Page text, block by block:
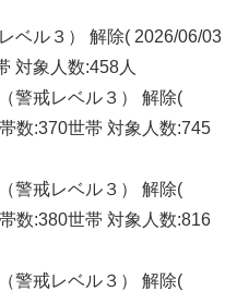
ベル３） 解除( 2026/06/03
対象人数:458人
警戒レベル３） 解除(
数:370世帯 対象人数:745
警戒レベル３） 解除(
数:380世帯 対象人数:816
警戒レベル３） 解除(